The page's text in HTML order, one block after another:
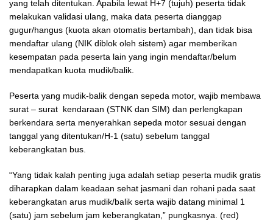
yang telah ditentukan. Apabila lewat H+7 (tujuh) peserta tidak
melakukan validasi ulang, maka data peserta dianggap
gugur/hangus (kuota akan otomatis bertambah), dan tidak bisa
mendaftar ulang (NIK diblok oleh sistem) agar memberikan
kesempatan pada peserta lain yang ingin mendaftar/belum
mendapatkan kuota mudik/balik.
Peserta yang mudik-balik dengan sepeda motor, wajib membawa
surat – surat kendaraan (STNK dan SIM) dan perlengkapan
berkendara serta menyerahkan sepeda motor sesuai dengan
tanggal yang ditentukan/H-1 (satu) sebelum tanggal
keberangkatan bus.
“Yang tidak kalah penting juga adalah setiap peserta mudik gratis
diharapkan dalam keadaan sehat jasmani dan rohani pada saat
keberangkatan arus mudik/balik serta wajib datang minimal 1
(satu) jam sebelum jam keberangkatan,” pungkasnya. (red)